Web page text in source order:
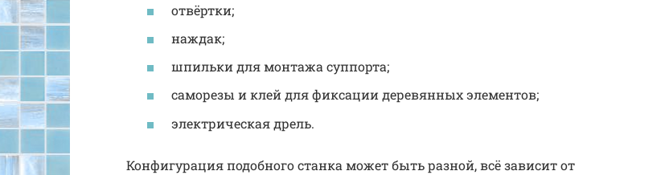
отвёртки;
наждак;
шпильки для монтажа суппорта;
саморезы и клей для фиксации деревянных элементов;
электрическая дрель.
Конфигурация подобного станка может быть разной, всё зависит от